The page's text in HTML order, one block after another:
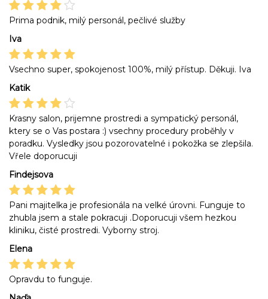
Prima podnik, milý personál, pečlivé služby
Iva
Vsechno super, spokojenost 100%, milý přístup. Děkuji. Iva
Katik
Krasny salon, prijemne prostredi a sympatický personál,
ktery se o Vas postara :) vsechny procedury proběhly v
poradku. Vysledky jsou pozorovatelné i pokožka se zlepšila.
Vřele doporucuji
Findejsova
Pani majitelka je profesionála na velké úrovni. Funguje to
zhubla jsem a stale pokracuji .Doporucuji všem hezkou
kliniku, čisté prostredi. Vyborny stroj.
Elena
Opravdu to funguje.